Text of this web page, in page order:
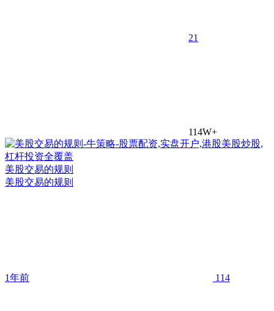
21
114W+
美股交易的规则
美股交易的规则
1年前 114